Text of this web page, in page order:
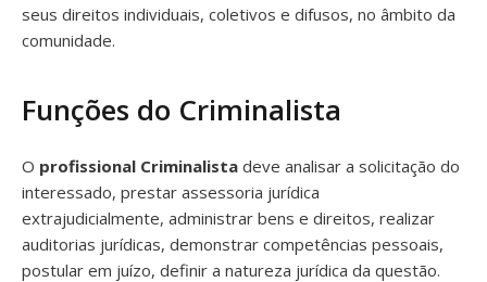
seus direitos individuais, coletivos e difusos, no âmbito da
comunidade.
Funções do Criminalista
O profissional Criminalista deve analisar a solicitação do
interessado, prestar assessoria jurídica
extrajudicialmente, administrar bens e direitos, realizar
auditorias jurídicas, demonstrar competências pessoais,
postular em juízo, definir a natureza jurídica da questão.